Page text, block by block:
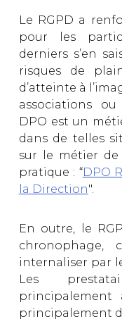
Le RGPD a
pour les
derniers s’en
risques de
d’atteinte à
associations
DPO est un
dans de telles
sur le métier
pratique : “DPO
la Direction".
En outre, le
internaliser par
Les
principalement